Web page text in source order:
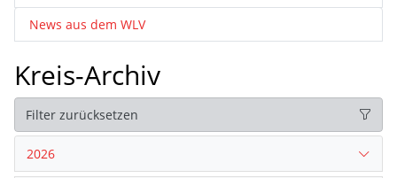
News aus dem WLV
Kreis-Archiv
Filter zurücksetzen
2026